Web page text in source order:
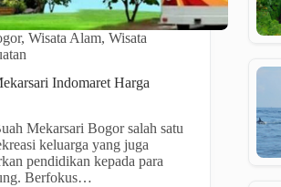
,Wisata Alam,Wisata
Indomaret Harga
Mekarsari Bogor salah satu
keluarga yang juga
pendidikan kepada para
Berfokus…